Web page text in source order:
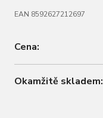
EAN 8592627212697
Cena:
Okamžitě skladem: